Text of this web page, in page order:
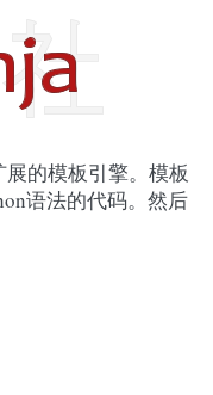
的模板引擎。模板
语法的代码。然后